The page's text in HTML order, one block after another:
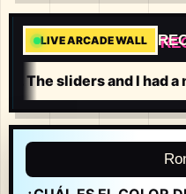
LIVE ARCADE WALL
The sliders and I had a